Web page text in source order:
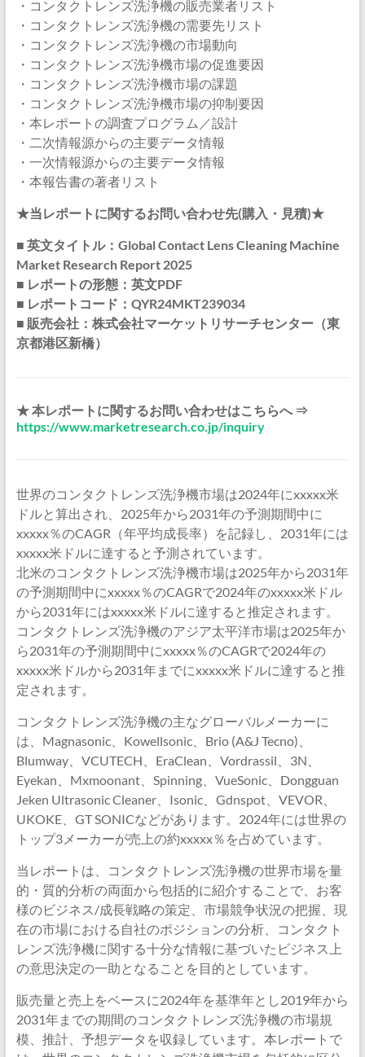
・コンタクトレンズ洗浄機の販売業者リスト
・コンタクトレンズ洗浄機の需要先リスト
・コンタクトレンズ洗浄機の市場動向
・コンタクトレンズ洗浄機市場の促進要因
・コンタクトレンズ洗浄機市場の課題
・コンタクトレンズ洗浄機市場の抑制要因
・本レポートの調査プログラム／設計
・二次情報源からの主要データ情報
・一次情報源からの主要データ情報
・本報告書の著者リスト
★当レポートに関するお問い合わせ先(購入・見積)★
■ 英文タイトル：Global Contact Lens Cleaning Machine
Market Research Report 2025
■ レポートの形態：英文PDF
■ レポートコード：QYR24MKT239034
■ 販売会社：株式会社マーケットリサーチセンター（東
京都港区新橋）
★ 本レポートに関するお問い合わせはこちらへ ⇒
https://www.marketresearch.co.jp/inquiry
世界のコンタクトレンズ洗浄機市場は2024年にxxxxx米
ドルと算出され、2025年から2031年の予測期間中に
xxxxx％のCAGR（年平均成長率）を記録し、2031年には
xxxxx米ドルに達すると予測されています。
北米のコンタクトレンズ洗浄機市場は2025年から2031年
の予測期間中にxxxxx％のCAGRで2024年のxxxxx米ドル
から2031年にはxxxxx米ドルに達すると推定されます。
コンタクトレンズ洗浄機のアジア太平洋市場は2025年か
ら2031年の予測期間中にxxxxx％のCAGRで2024年の
xxxxx米ドルから2031年までにxxxxx米ドルに達すると推
定されます。
コンタクトレンズ洗浄機の主なグローバルメーカーに
は、Magnasonic、Kowellsonic、Brio (A&J Tecno)、
Blumway、VCUTECH、EraClean、Vordrassil、3N、
Eyekan、Mxmoonant、Spinning、VueSonic、Dongguan
Jeken Ultrasonic Cleaner、Isonic、Gdnspot、VEVOR、
UKOKE、GT SONICなどがあります。2024年には世界の
トップ3メーカーが売上の約xxxxx％を占めています。
当レポートは、コンタクトレンズ洗浄機の世界市場を量
的・質的分析の両面から包括的に紹介することで、お客
様のビジネス/成長戦略の策定、市場競争状況の把握、現
在の市場における自社のポジションの分析、コンタクト
レンズ洗浄機に関する十分な情報に基づいたビジネス上
の意思決定の一助となることを目的としています。
販売量と売上をベースに2024年を基準年とし2019年から
2031年までの期間のコンタクトレンズ洗浄機の市場規
模、推計、予想データを収録しています。本レポートで